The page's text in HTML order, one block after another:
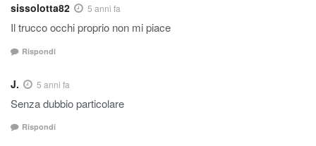
sissolotta82 5 anni fa
Il trucco occhi proprio non mi piace
Rispondi
J. 5 anni fa
Senza dubbio particolare
Rispondi